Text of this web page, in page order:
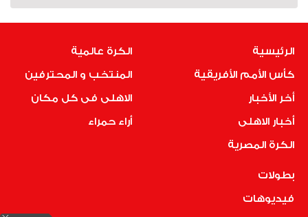
الرئيسية
كأس الأمم الأفريقية
أخر الأخبار
أخبار الاهلى
الكرة المصرية
الكرة عالمية
المنتخب و المحترفين
الاهلى فى كل مكان
أراء حمراء
بطولات
فيديوهات